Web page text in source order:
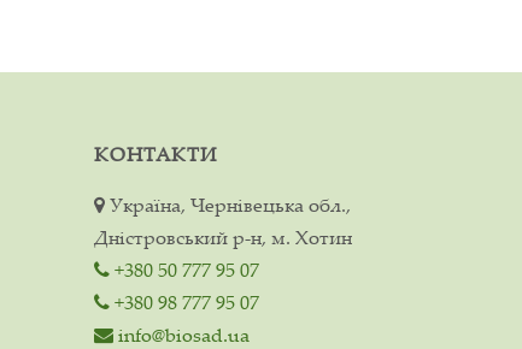
КОНТАКТИ
Україна, Чернівецька обл.,
Дністровський р-н, м. Хотин
+380 50 777 95 07
+380 98 777 95 07
info@biosad.ua